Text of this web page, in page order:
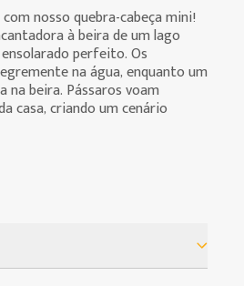
da compra de produtos
nosso quebra-cabeça mini!
à beira de um lago
perfeito. Os
na água, enquanto um
na beira. Pássaros voam
casa, criando um cenário
peças com a informação